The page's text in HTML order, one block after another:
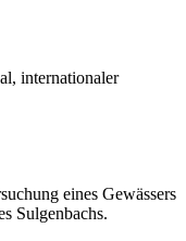
internationaler
eines Gewässers
Sulgenbachs.